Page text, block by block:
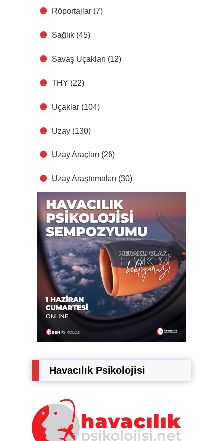
Röportajlar (7)
Sağlık (45)
Savaş Uçakları (12)
THY (22)
Uçaklar (104)
Uzay (130)
Uzay Araçları (26)
Uzay Araştırmaları (30)
Havacılık Psikolojisi